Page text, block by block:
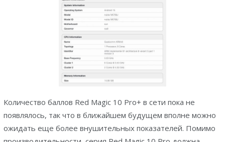
Количество баллов Red Magic 10 Pro+ в сети пока не
появлялось, так что в ближайшем будущем вполне можно
ожидать еще более внушительных показателей. Помимо